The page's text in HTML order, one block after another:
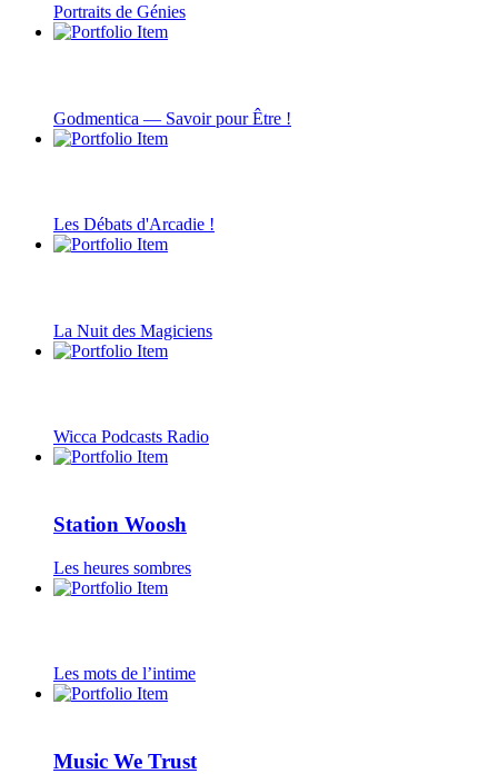
Portraits de Génies
Godmentica — Savoir pour Être !
Les Débats d'Arcadie !
La Nuit des Magiciens
Wicca Podcasts Radio
Station Woosh
Les heures sombres
Les mots de l’intime
Music We Trust